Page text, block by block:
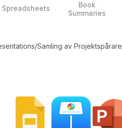
Spreadsheets
Book
Summaries
/Samling av Projektspårare